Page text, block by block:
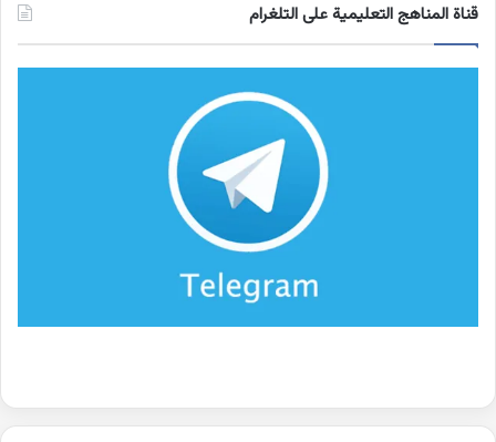
قناة المناهج التعليمية على التلغرام